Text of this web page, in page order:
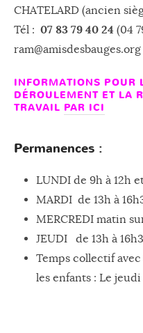
CHATELARD (ancien
Tél : 07 83 79 40 24 (04
ram@amisdesbauges.org
INFORMATIONS POUR
DÉROULEMENT ET LA
TRAVAIL PAR ICI
Permanences :
LUNDI de 9h à 12h
MARDI de 13h à
MERCREDI matin
JEUDI de 13h à
Temps collectif
les enfants : Le